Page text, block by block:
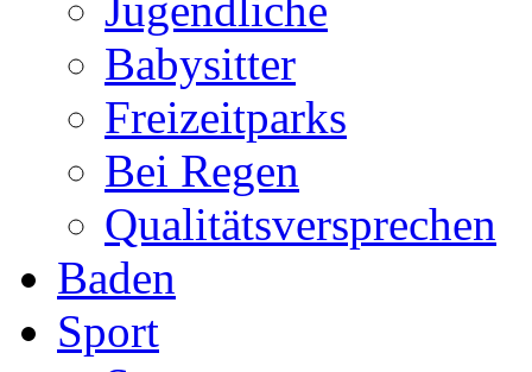
Babysitter
Freizeitparks
Bei Regen
Qualitätsversprechen
Baden
Sport